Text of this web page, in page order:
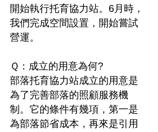
開始執行托育協力站。6月時，
我們完成空間設置，開始嘗試
營運。
Ｑ：成立的用意為何?
部落托育協力站成立的用意是
為了完善部落的照顧服務機
制。它的條件有幾項，第一是
為部落節省成本，再來是引用